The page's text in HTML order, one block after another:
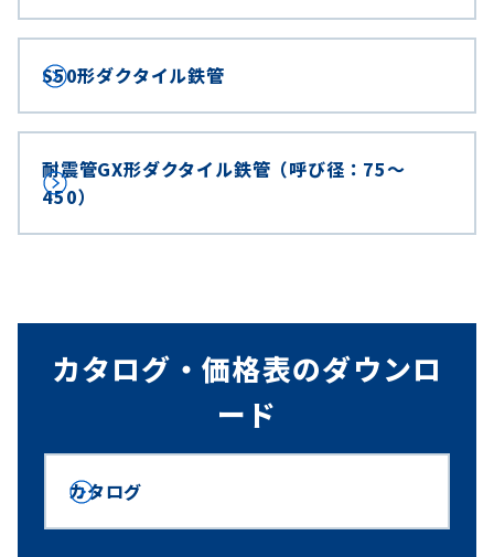
S50形ダクタイル鉄管
耐震管GX形ダクタイル鉄管（呼び径：75～
450）
カタログ・価格表のダウンロ
ード
カタログ